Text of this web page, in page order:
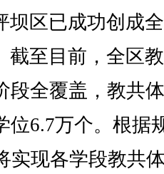
坝区已成功创成
截至目前，全区
段全覆盖，教共
位6.7万个。根据
实现各学段教共